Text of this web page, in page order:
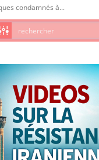
condamnés à...